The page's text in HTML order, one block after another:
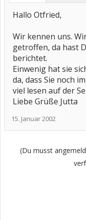
Hallo Otfried,
Wir kennen uns.
getroffen, da hast
berichtet.
Einwenig hat sie
da, dass Sie noch
viel lesen auf der
Liebe Grüße Jutta
15. Januar 2002
(Du musst